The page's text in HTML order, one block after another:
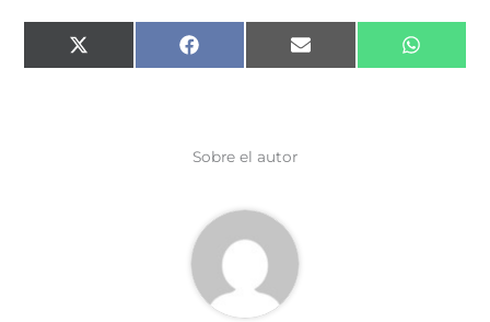
Compartir
en
X
(
Compartir
en
F
a
k
Compartir
en
E
m
en
W
h
Sobre el autor